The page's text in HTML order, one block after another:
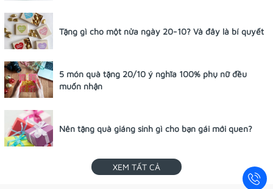
Tặng gì cho một nửa ngày 20-10? Và đây là bí quyết
5 món quà tặng 20/10 ý nghĩa 100% phụ nữ đều
muốn nhận
Nên tặng quà giáng sinh gì cho bạn gái mới quen?
XEM TẤT CẢ